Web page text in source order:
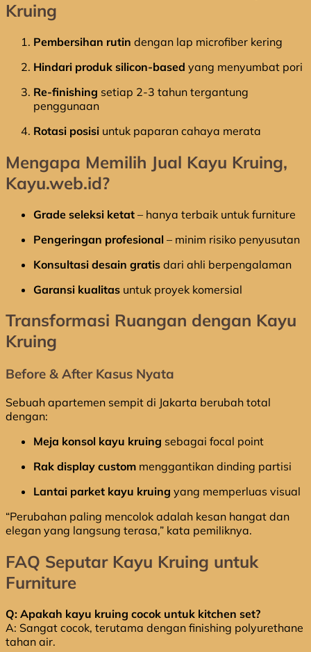
Kruing
Pembersihan rutin dengan lap microfiber kering
Hindari produk silicon-based yang menyumbat pori
Re-finishing setiap 2-3 tahun tergantung
penggunaan
Rotasi posisi untuk paparan cahaya merata
Mengapa Memilih Jual Kayu Kruing,
Kayu.web.id?
Grade seleksi ketat – hanya terbaik untuk furniture
Pengeringan profesional – minim risiko penyusutan
Konsultasi desain gratis dari ahli berpengalaman
Garansi kualitas untuk proyek komersial
Transformasi Ruangan dengan Kayu
Kruing
Before & After Kasus Nyata
Sebuah apartemen sempit di Jakarta berubah total
dengan:
Meja konsol kayu kruing sebagai focal point
Rak display custom menggantikan dinding partisi
Lantai parket kayu kruing yang memperluas visual
“Perubahan paling mencolok adalah kesan hangat dan
elegan yang langsung terasa,” kata pemiliknya.
FAQ Seputar Kayu Kruing untuk
Furniture
Q: Apakah kayu kruing cocok untuk kitchen set?
A: Sangat cocok, terutama dengan finishing polyurethane
tahan air.